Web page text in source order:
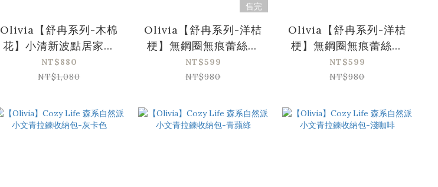
Olivia【舒冉系列-木棉
花】小清新波點居家服
套裝-綠色
NT$880
NT$1,080
售完
Olivia【舒冉系列-洋桔
梗】無鋼圈無痕蕾絲輕
氧內衣-灰藍色
NT$599
NT$980
Olivia【舒冉系列-洋桔
梗】無鋼圈無痕蕾絲輕
氧內衣-黃色
NT$599
NT$980